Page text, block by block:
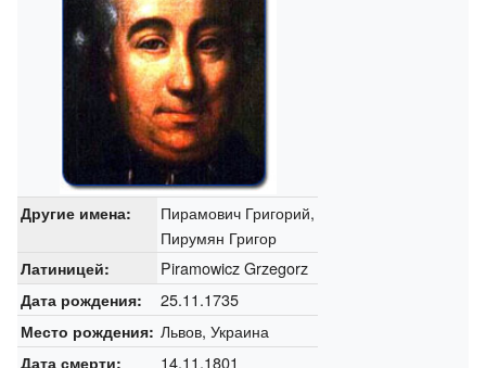
Другие имена:
Пирамович Григорий,
Пирумян Григор
Латиницей: Piramowicz Grzegorz
Дата рождения: 25.11.1735
Место рождения: Львов, Украина
Дата смерти: 14.11.1801